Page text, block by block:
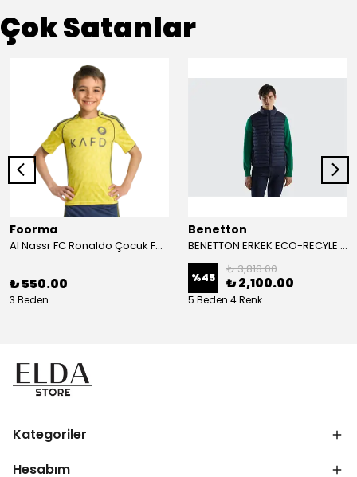
Çok Satanlar
Foorma
Al Nassr FC Ronaldo Çocuk Forma 2'li Takım(Şort/T-Shirt)
₺ 550.00
3 Beden
Benetton
BENETTON ERKEK ECO-RECYLE DOLGULU PUFA YELEK
%45
₺ 3,818.00
₺ 2,100.00
5 Beden 4 Renk
Kategoriler
Hesabım